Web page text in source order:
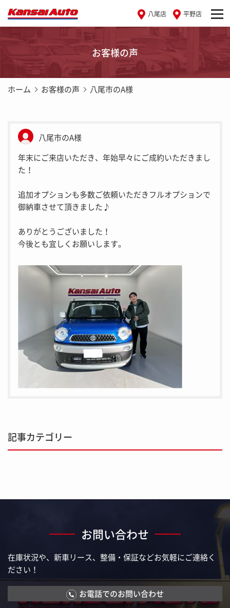
八尾店 平野店
お客様の声
ホーム お客様の声 八尾市のA様
八尾市のA様
年末にご来店いただき、年始早々にご成約いただきまし
た！
追加オプションも多数ご依頼いただきフルオプションで
御納車させて頂きました♪
ありがとうございました！
今後とも宜しくお願いします。
記事カテゴリー
お問い合わせ
在庫状況や、新車リース、整備・保証などお気軽にご連絡く
ださい！
お電話でのお問い合わせ